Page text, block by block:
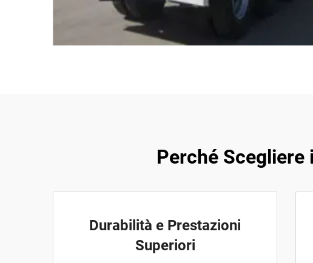
Perché Scegliere
Durabilità e Prestazioni
Superiori